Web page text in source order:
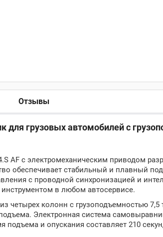
Отзывы
для грузовых автомобилей с
AF с электромеханическим приводом
обеспечивает стабильный и плавный
с проводной синхронизацией и
в любом автосервисе.
четырех колонн с грузоподъемностью
Электронная система
подъема и опускания составляет 210